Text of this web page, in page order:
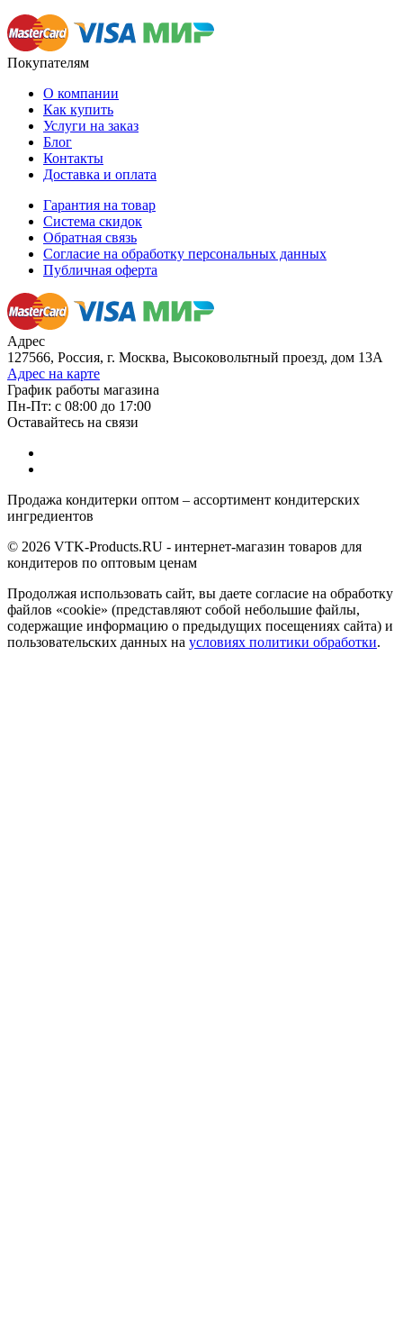
Покупателям
О компании
Как купить
Услуги на заказ
Блог
Контакты
Доставка и оплата
Гарантия на товар
Система скидок
Обратная связь
Согласие на обработку персональных данных
Публичная оферта
Адрес
127566, Россия, г. Москва, Высоковольтный проезд, дом 13А
Адрес на карте
График работы магазина
Пн-Пт: с 08:00 до 17:00
Оставайтесь на связи
Продажа кондитерки оптом – ассортимент кондитерских
ингредиентов
© 2026 VTK-Products.RU - интернет-магазин товаров для
кондитеров по оптовым ценам
Продолжая использовать сайт, вы даете согласие на обработку
файлов «cookie» (представляют собой небольшие файлы,
содержащие информацию о предыдущих посещениях сайта) и
пользовательских данных на условиях политики обработки.